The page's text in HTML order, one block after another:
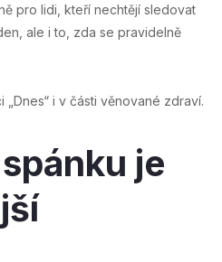
pro lidi, kteří nechtějí sledovat
ale i to, zda se pravidelně
i v části věnované zdraví.
je